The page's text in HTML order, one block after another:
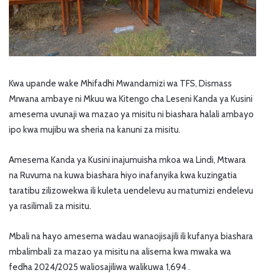
Kwa upande wake Mhifadhi Mwandamizi wa TFS, Dismass
Mrwana ambaye ni Mkuu wa Kitengo cha Leseni Kanda ya Kusini
amesema uvunaji wa mazao ya misitu ni biashara halali ambayo
ipo kwa mujibu wa sheria na kanuni za misitu.
Amesema Kanda ya Kusini inajumuisha mkoa wa Lindi, Mtwara
na Ruvuma na kuwa biashara hiyo inafanyika kwa kuzingatia
taratibu zilizowekwa ili kuleta uendelevu au matumizi endelevu
ya rasilimali za misitu.
Mbali na hayo amesema wadau wanaojisajili ili kufanya biashara
mbalimbali za mazao ya misitu na alisema kwa mwaka wa
fedha 2024/2025 waliosajiliwa walikuwa 1,694 .